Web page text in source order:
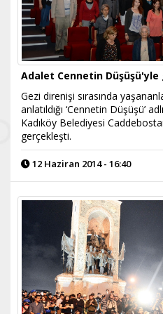
Adalet Cennetin Düşüşü'yle
Gezi direnişi sırasında
anlatıldığı ‘Cennetin Düşüşü’
Kadıköy Belediyesi
gerçekleşti.
12 Haziran 2014 - 16:40